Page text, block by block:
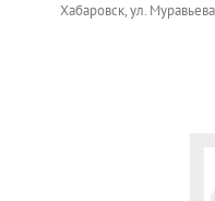
Хабаровск, ул.